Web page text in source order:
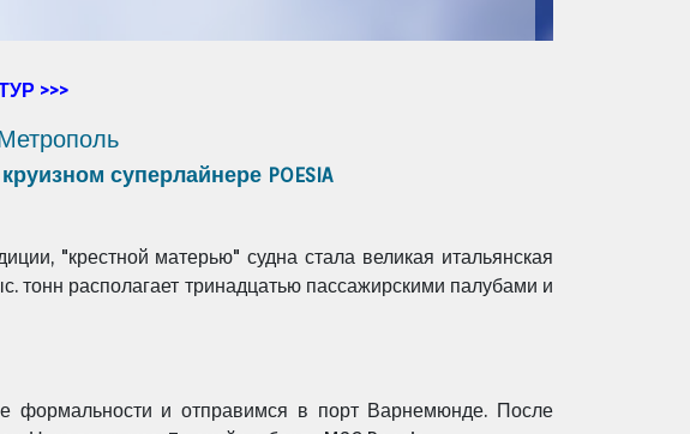
>>>
суперлайнере POESIA
"крестной матерью" судна стала великая итальянская
располагает тринадцатью пассажирскими палубами и
формальности и отправимся в порт Варнемюнде. После